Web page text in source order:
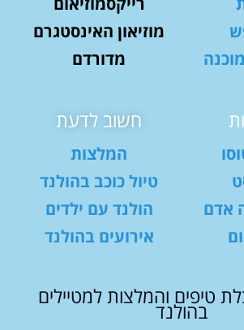
מוזיאון האינסטגרם
מדורדם
אדם
חשוב לדעת
המלצות
טיול כוכב בהולנד
הולנד עם ילדים
אירועים בהולנד
טיפים והמלצות למטיילים
בהולנד